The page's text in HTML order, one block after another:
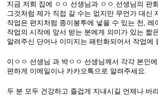
지금 저희 집에 ㅇㅇ 선생님과 ㅇㅇ 선생님의 판
그것처럼 제가 직접 갈 수는 없지만 무언가 대신
작업은 편지처럼 종이봉투에 넣을 수 있는 천,
작업의 시작에 앞서 받는 분에게 의미가 있는 짧
알려주신 단어나 이미지는 패턴화되어서 작업에
이ㅇㅇ 선생님 과 박ㅇㅇ 선생님께서 각각 본인
편하게 이메일이나 카카오톡으로 알려주세요.
두 분 모두 건강하고 즐겁게 지내시길 언제나 바